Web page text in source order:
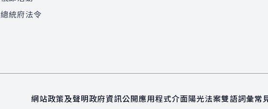
總統府法令
網站政策及聲明政府資訊公開應用程式介面陽光法案雙語詞彙常